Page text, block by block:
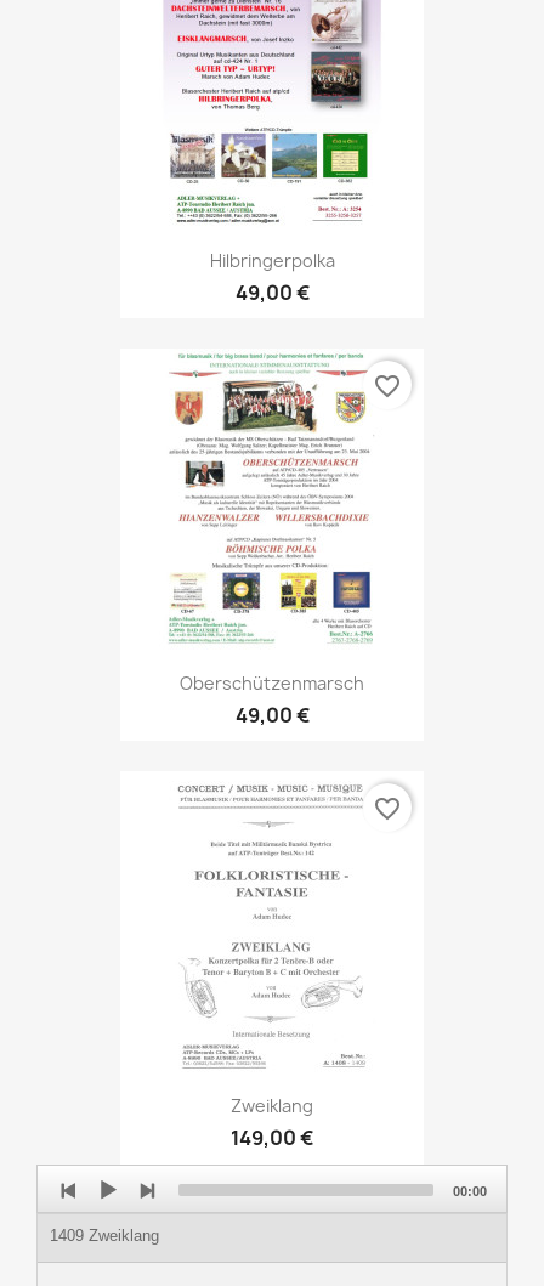
Hilbringerpolka
49,00 €
Oberschützenmarsch
49,00 €
favorite_border
Zweiklang
149,00 €
favorite_border
Audio
Player
1409 Zweiklang
00:00